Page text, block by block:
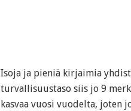
Isoja ja pieniä kirjaimia
turvallisuustaso siis jo 9
kasvaa vuosi vuodelta, joten